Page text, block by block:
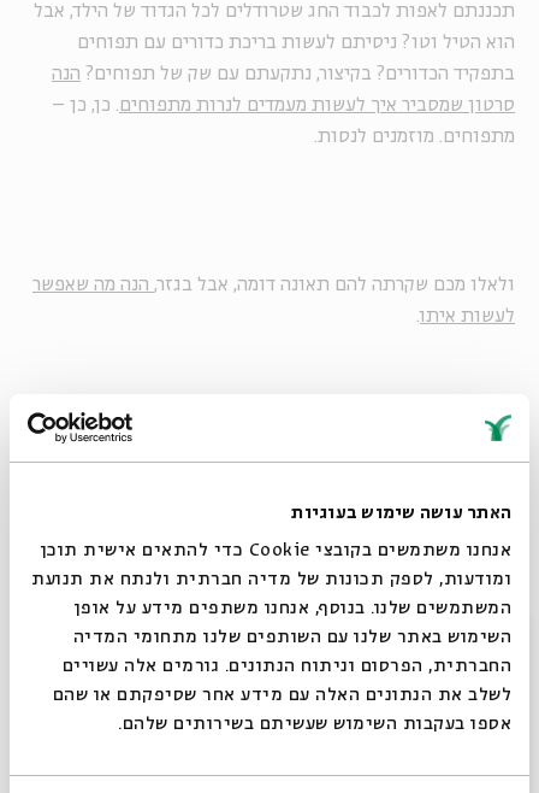
האתר עושה שימוש בעוגיות
אנחנו משתמשים בקובצי Cookie כדי להתאים אישית תוכן
ומודעות, לספק תכונות של מדיה חברתית ולנתח את תנועת
המשתמשים שלנו. בנוסף, אנחנו משתפים מידע על אופן
השימוש באתר שלנו עם השותפים שלנו מתחומי המדיה
החברתית, הפרסום וניתוח הנתונים. גורמים אלה עשויים
לשלב את הנתונים האלה עם מידע אחר שסיפקתם או שהם
אספו בעקבות השימוש שעשיתם בשירותים שלהם.
תכננתם לאפות לכבוד החג שטרודלים לכל הגדוד של הילד, אבל
הוא הטיל וטו? ניסיתם לעשות בריכת כדורים עם תפוחים
בתפקיד הכדורים? בקיצור, נתקעתם עם שק של תפוחים? הנה
סרטון שמסביר איך לעשות מעמדים לנרות מתפוחים
. כן, כן –
מתפוחים. מוזמנים לנסות.
ולאלו מכם שקרתה להם תאונה דומה, אבל בגזר, הנה מה שאפשר
לעשות איתו.
ובעצם,גם עם עוד המון ירקות ומאכלים אחרים.
ואם אנחנו בתפוחים, הנה רעיון מתוק תרתי משמע: חלה מיוחדת
לראש השנה, יען כי היא... חלת תפוח בדבש!הנה מתכון שיסביר
לכם שלב אחר שלב איך מכינים:
סגור